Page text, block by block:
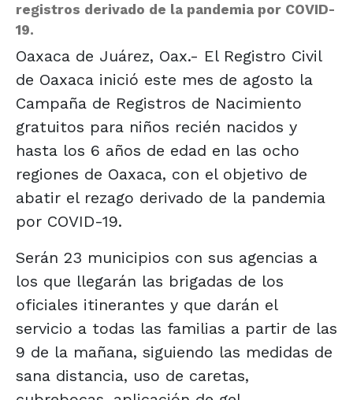
registros derivado de la pandemia por COVID-
19.
Oaxaca de Juárez, Oax.- El Registro Civil
de Oaxaca inició este mes de agosto la
Campaña de Registros de Nacimiento
gratuitos para niños recién nacidos y
hasta los 6 años de edad en las ocho
regiones de Oaxaca, con el objetivo de
abatir el rezago derivado de la pandemia
por COVID-19.
Serán 23 municipios con sus agencias a
los que llegarán las brigadas de los
oficiales itinerantes y que darán el
servicio a todas las familias a partir de las
9 de la mañana, siguiendo las medidas de
sana distancia, uso de caretas,